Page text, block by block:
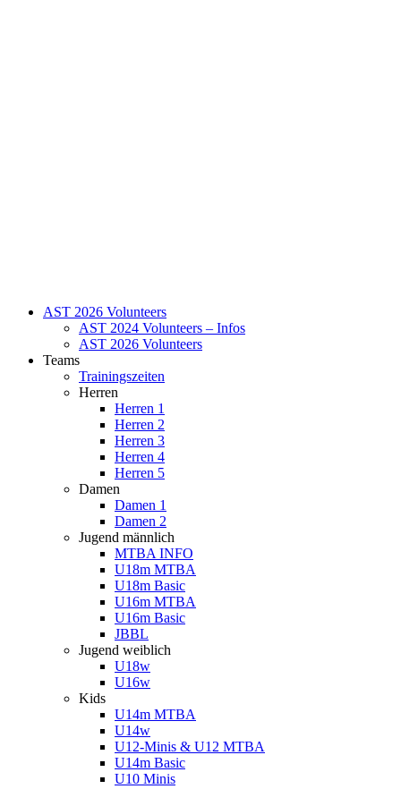
AST 2026 Volunteers
AST 2024 Volunteers – Infos
AST 2026 Volunteers
Teams
Trainingszeiten
Herren
Herren 1
Herren 2
Herren 3
Herren 4
Herren 5
Damen
Damen 1
Damen 2
Jugend männlich
MTBA INFO
U18m MTBA
U18m Basic
U16m MTBA
U16m Basic
JBBL
Jugend weiblich
U18w
U16w
Kids
U14m MTBA
U14w
U12-Minis & U12 MTBA
U14m Basic
U10 Minis